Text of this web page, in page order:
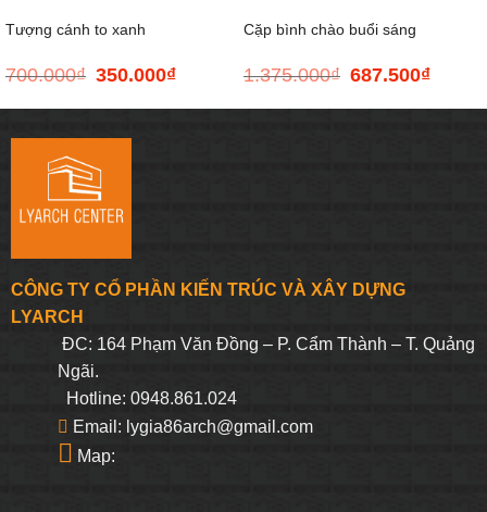
Tượng cánh to xanh
700.000₫ Giá
700.000₫.
350.000₫Giá
Cặp bình chào buổi sáng
1.375.000₫ Giá
687.500₫Giá
CÔNG TY CỔ PHẦN KIẾN TRÚC VÀ XÂY DỰNG
LYARCH
ĐC: 164 Phạm Văn Đồng – P. Cẩm Thành – T. Quảng
Ngãi.
Hotline: 0948.861.024
Email: lygia86arch@gmail.com
Map: